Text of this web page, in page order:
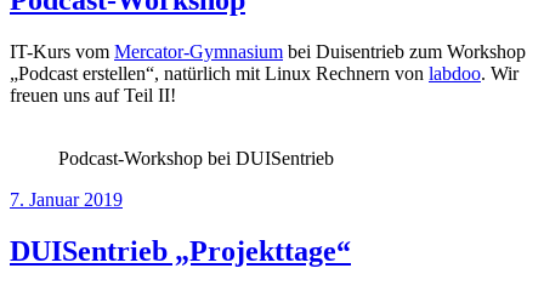
IT-Kurs vom Mercator-Gymnasium bei Duisentrieb zum Workshop
„Podcast erstellen“, natürlich mit Linux Rechnern von labdoo. Wir
freuen uns auf Teil II!
Podcast-Workshop bei DUISentrieb
Veröffentlicht
7. Januar 2019
DUISentrieb „Projekttage“